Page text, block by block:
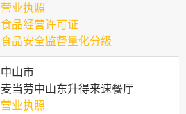
营业执照
食品经营许可证
食品安全监督量化分级
中山市
麦当劳中山东升得来速餐厅
营业执照